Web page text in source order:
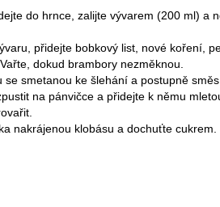
do hrnce, zalijte vývarem (200 ml) a
přidejte bobkový list, nové koření,
dokud brambory nezměknou.
se smetanou ke šlehání a postupně
na pánvičce a přidejte k němu
nakrájenou klobásu a dochuťte cukrem.